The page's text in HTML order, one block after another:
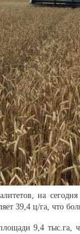
на
39,4 ц/га, что
9,4 тыс.га,